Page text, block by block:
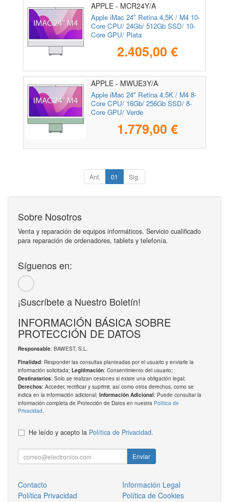
APPLE - MCR24Y/A
Apple iMac 24" Retina 4,5K / M4 10-
Core CPU/ 24Gb/ 512Gb SSD/ 10-
Core GPU/ Plata
2.405,00 €
APPLE - MWUE3Y/A
Apple iMac 24" Retina 4,5K / M4 8-
Core CPU/ 16Gb/ 256Gb SSD/ 8-
Core GPU/ Verde
1.779,00 €
Ant. 01 Sig.
Sobre Nosotros
Venta y reparación de equipos informáticos. Servicio cualificado
para reparación de ordenadores, tablets y telefonía.
Síguenos en:
¡Suscríbete a Nuestro Boletín!
INFORMACIÓN BÁSICA SOBRE
PROTECCIÓN DE DATOS
Responsable: BAWEST, S.L.
Finalidad: Responder las consultas planteadas por el usuario y enviarle la
información solicitada; Legitimación: Consentimiento del usuario;
Destinatarios: Solo se realizan cesiones si existe una obligación legal;
Derechos: Acceder, rectificar y suprimir, así como otros derechos, como se
indica en la información adicional; Información Adicional: Puede consultar la
información completa de Protección de Datos en nuestra Política de
Privacidad.
He leído y acepto la Política de Privacidad.
Enviar
Contacto
Información Legal
Política Privacidad
Política de Cookies